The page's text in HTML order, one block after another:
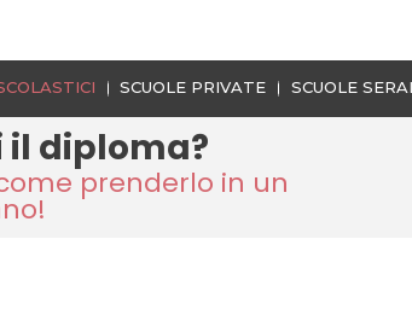
SCUOLE PRIVATE SCUOLE
il diploma?
prenderlo in un